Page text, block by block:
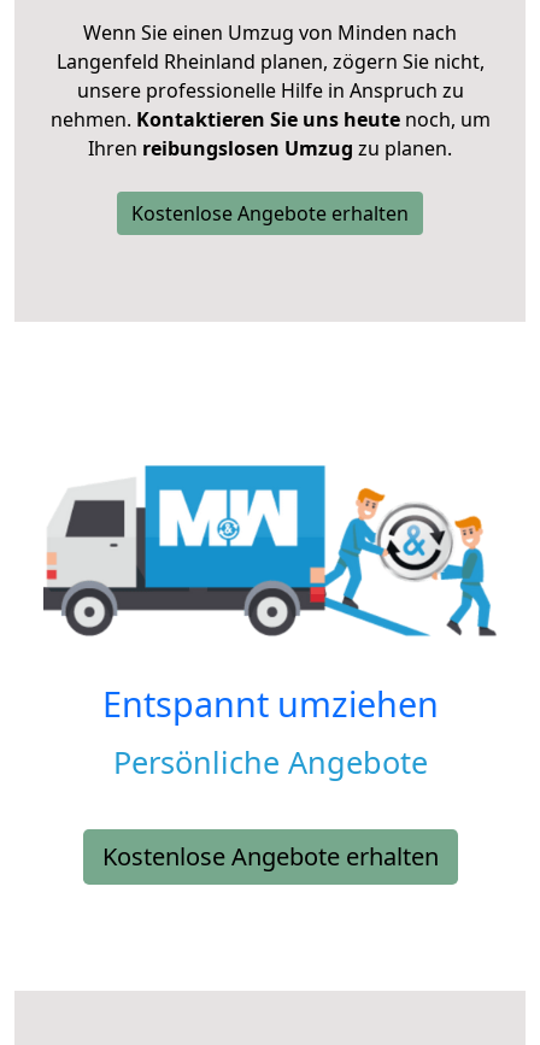
Wenn Sie einen Umzug von Minden nach
Langenfeld Rheinland planen, zögern Sie nicht,
unsere professionelle Hilfe in Anspruch zu
nehmen. Kontaktieren Sie uns heutenoch, um
Ihren reibungslosen Umzug zu planen.
Kostenlose Angebote erhalten
Entspannt umziehen
Persönliche Angebote
Kostenlose Angebote erhalten